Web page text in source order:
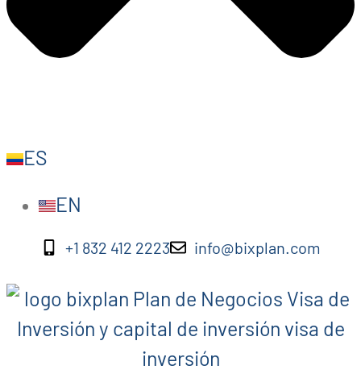
ES
EN
+1 832 412 2223 info@bixplan.com